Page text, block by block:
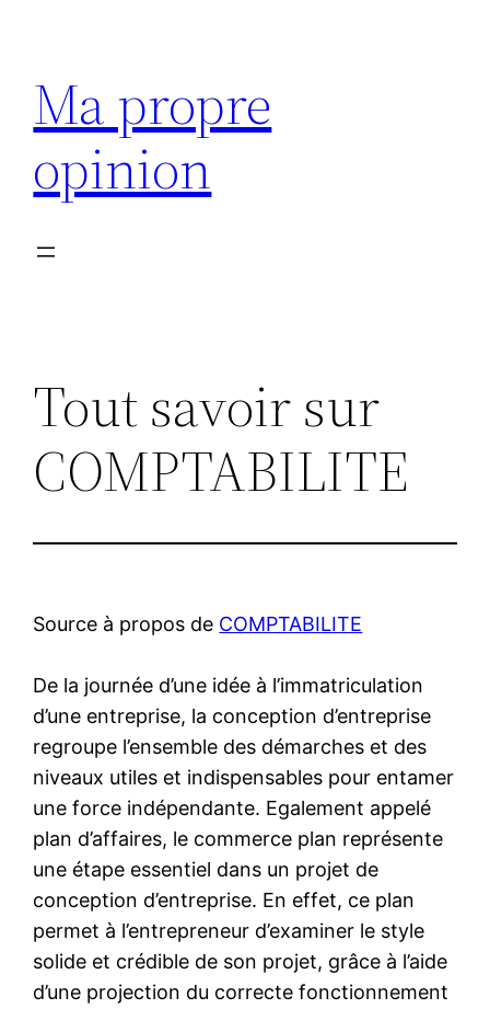
contenu
Ma propre
opinion
Tout savoir sur
COMPTABILITE
Source à propos de COMPTABILITE
De la journée d’une idée à l’immatriculation
d’une entreprise, la conception d’entreprise
regroupe l’ensemble des démarches et des
niveaux utiles et indispensables pour entamer
une force indépendante. Egalement appelé
plan d’affaires, le commerce plan représente
une étape essentiel dans un projet de
conception d’entreprise. En effet, ce plan
permet à l’entrepreneur d’examiner le style
solide et crédible de son projet, grâce à l’aide
d’une projection du correcte fonctionnement